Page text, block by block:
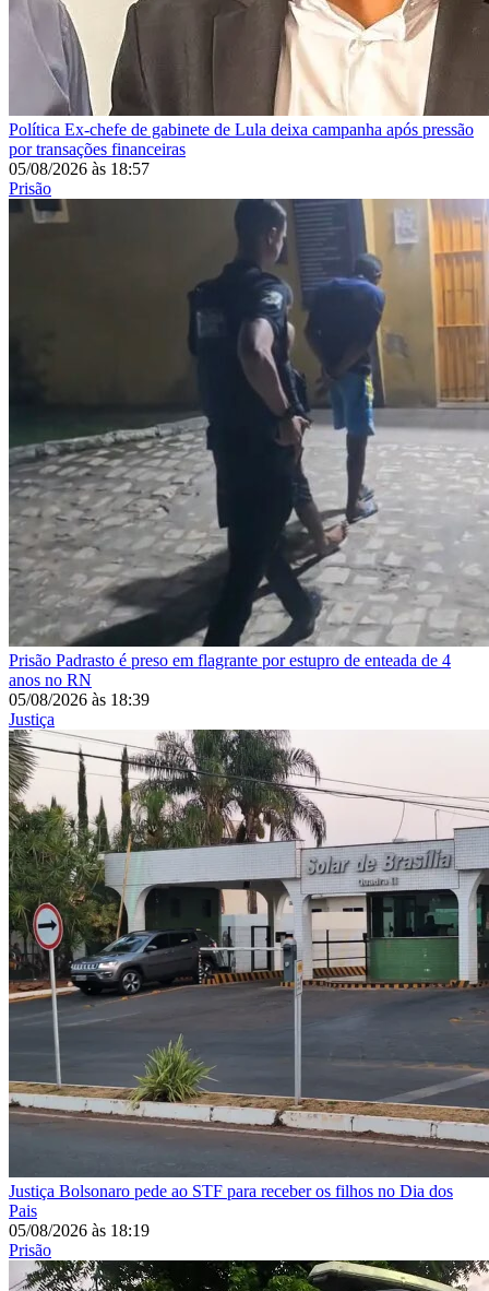
Política Ex-chefe de gabinete de Lula deixa campanha após pressão
por transações financeiras
05/08/2026 às 18:57
Prisão
Prisão Padrasto é preso em flagrante por estupro de enteada de 4
anos no RN
05/08/2026 às 18:39
Justiça
Justiça Bolsonaro pede ao STF para receber os filhos no Dia dos
Pais
05/08/2026 às 18:19
Prisão